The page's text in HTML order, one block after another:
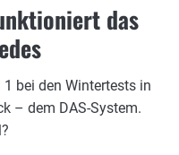
das
bei den Wintertests in
– dem DAS-System.